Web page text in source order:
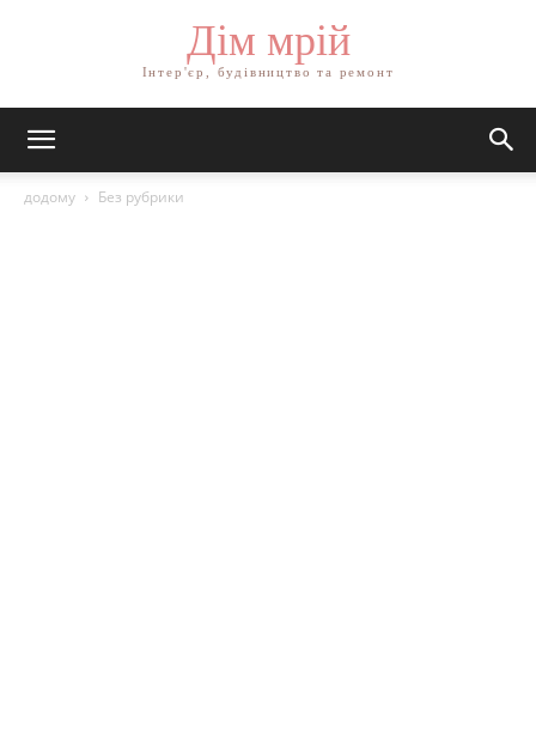
Дім мрій
Інтер'єр, будівництво та ремонт
додому Без рубрики